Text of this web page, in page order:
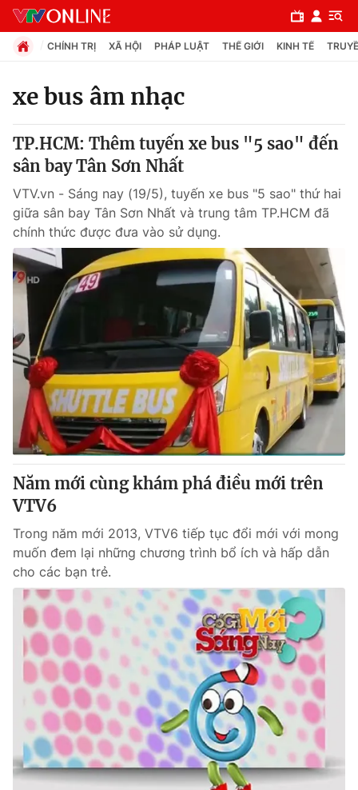
Chuyên mục
Chính trị
Xã hội
Pháp luật
Y tế
Thế giới
Tin tức
Thế giới đó đây
Câu chuyện quốc tế
Kinh tế
Tài chính
Thị trường
Góc doanh nghiệp
Dữ liệu và đời sống
Truyền hình
Hậu trường
Nhân vật
Khán giả
Giải sao mai
Giải trí
Điện ảnh
Âm nhạc
Sao
Đời sống
Du lịch
Làm đẹp
Chất lượng cuộc sống
Giáo dục
Tuyển sinh
Học trực tuyến
Công nghệ
Hitech Công nghệ tương lai
Sản phẩm
Thị trường
Giao lưu trực tuyến
Lịch phát sóng
CHÍNH TRỊ XÃ HỘI PHÁP LUẬT THẾ GIỚI KINH TẾ
xe bus âm nhạc
TP.HCM: Thêm tuyến xe bus "5 sao" đến
sân bay Tân Sơn Nhất
VTV.vn - Sáng nay (19/5), tuyến xe bus "5 sao" thứ hai
giữa sân bay Tân Sơn Nhất và trung tâm TP.HCM đã
chính thức được đưa vào sử dụng.
Năm mới cùng khám phá điều mới trên
VTV6
Trong năm mới 2013, VTV6 tiếp tục đổi mới với mong
muốn đem lại những chương trình bổ ích và hấp dẫn
cho các bạn trẻ.